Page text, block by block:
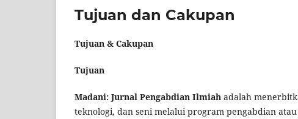
Tujuan dan Cakupan
Tujuan & Cakupan
Tujuan
Madani: Jurnal Pengabdian Ilmiah adalah
teknologi, dan seni melalui program pengabdian